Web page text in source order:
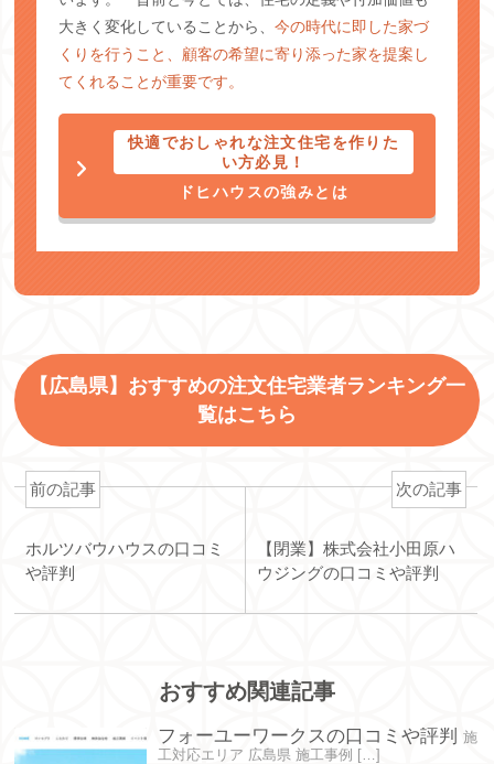
大きく変化していることから、今の時代に即した家づ
くりを行うこと、顧客の希望に寄り添った家を提案し
てくれることが重要です。
快適でおしゃれな注文住宅を作りた
い方必見！
ドヒハウスの強みとは
【広島県】おすすめの注文住宅業者ランキング一
覧はこちら
前の記事
ホルツバウハウスの口コミ
や評判
次の記事
【閉業】株式会社小田原ハ
ウジングの口コミや評判
おすすめ関連記事
フォーユーワークスの口コミや評判
施
工対応エリア 広島県 施工事例 […]